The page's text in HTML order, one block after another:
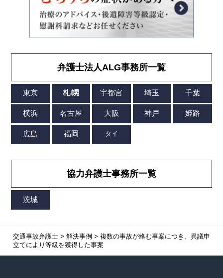
弁護士法人ALG事務所一覧
協力弁護士事務所一覧
交通事故弁護士> 解決事例 > 複数の事故が絡む事案につき、異議申
立てにより等級を獲得した事案